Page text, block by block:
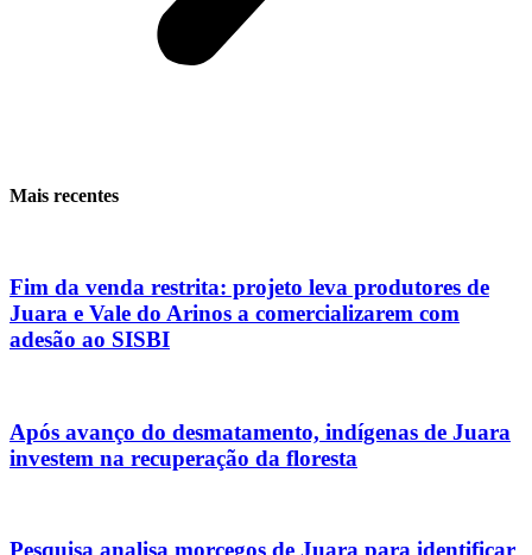
Mais recentes
Fim da venda restrita: projeto leva produtores de
Juara e Vale do Arinos a comercializarem com
adesão ao SISBI
Após avanço do desmatamento, indígenas de Juara
investem na recuperação da floresta